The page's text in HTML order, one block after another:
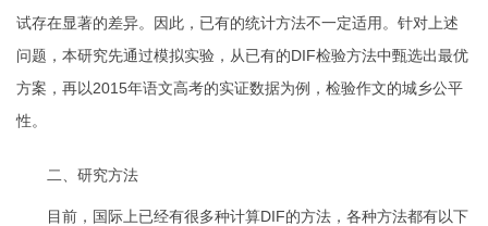
试存在显著的差异。因此，已有的统计方法不一定适用。针对上述
问题，本研究先通过模拟实验，从已有的DIF检验方法中甄选出最优
方案，再以2015年语文高考的实证数据为例，检验作文的城乡公平
性。
二、研究方法
目前，国际上已经有很多种计算DIF的方法，各种方法都有以下